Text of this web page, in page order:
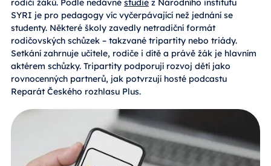
rodiči žáků. Podle nedávné studie z Národního institutu
SYRI je pro pedagogy víc vyčerpávající než jednání se
studenty. Některé školy zavedly netradiční formát
rodičovských schůzek – takzvané tripartity nebo triády.
Setkání zahrnuje učitele, rodiče i dítě a právě žák je hlavním
aktérem schůzky. Tripartity podporují rozvoj dětí jako
rovnocenných partnerů, jak potvrzují hosté podcastu
Reparát Českého rozhlasu Plus.